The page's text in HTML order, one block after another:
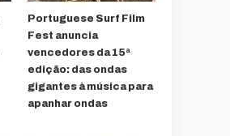
Portuguese Surf Film
Fest anuncia
vencedores da 15ª
edição: das ondas
gigantes à música para
apanhar ondas